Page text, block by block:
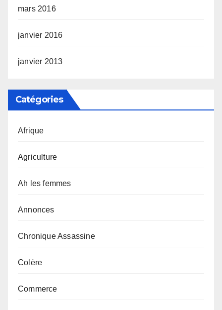
mars 2016
janvier 2016
janvier 2013
Catégories
Afrique
Agriculture
Ah les femmes
Annonces
Chronique Assassine
Colère
Commerce